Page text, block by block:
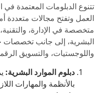
تتنوع الدبلومات المعتمدة
العمل وتفتح مجالات متعددة
متخصصة في الإدارة، والتقنية،
البشرية، إلى جانب تخصصات
واللوجستيات، والتسويق
دبلوم الموارد البشرية:
بالأنظمة والمهارات